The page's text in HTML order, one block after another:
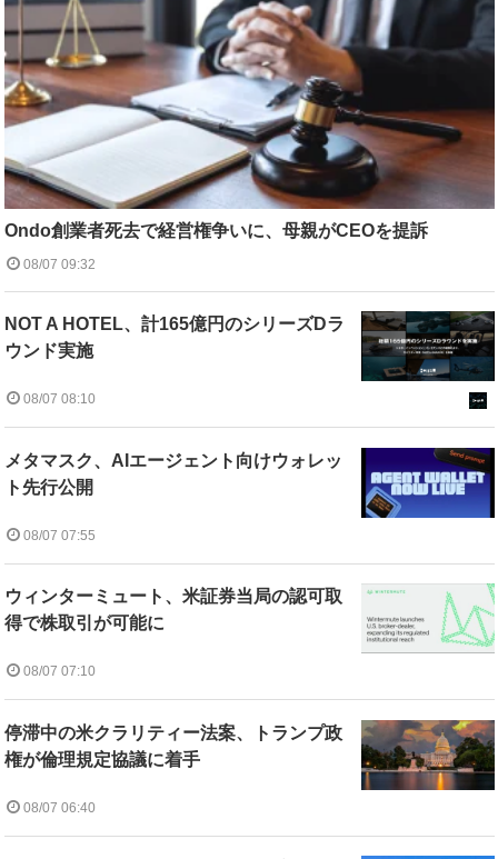
Ondo創業者死去で経営権争いに、母親がCEOを提訴
08/07 09:32
NOT A HOTEL、計165億円のシリーズDラ
ウンド実施
08/07 08:10
メタマスク、AIエージェント向けウォレッ
ト先行公開
08/07 07:55
ウィンターミュート、米証券当局の認可取
得で株取引が可能に
08/07 07:10
停滞中の米クラリティー法案、トランプ政
権が倫理規定協議に着手
08/07 06:40